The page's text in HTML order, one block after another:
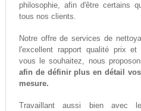
philosophie, afin d'être certains
tous nos clients.
Notre offre de services de
l'excellent rapport qualité prix
vous le souhaitez, nous
afin de définir plus en détail
mesure.
Travaillant aussi bien avec